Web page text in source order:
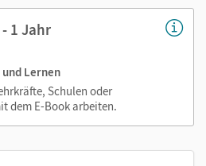
Quizzes und Tests
von Aufgaben
dieses E-Books. Sie
damit Sie und Ihre Schüler/-innen
zugreifen können. So
Lernen zeitsparend und
1 Jahr
Lernen
Schulen oder
dem E-Book arbeiten.